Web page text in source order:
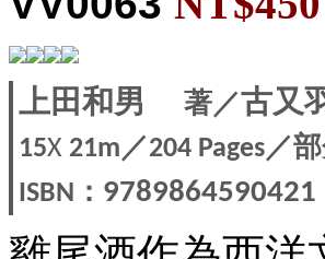
上田和男 著／古又
15X 21m／204 Pages／
ISBN ： 9789864590421